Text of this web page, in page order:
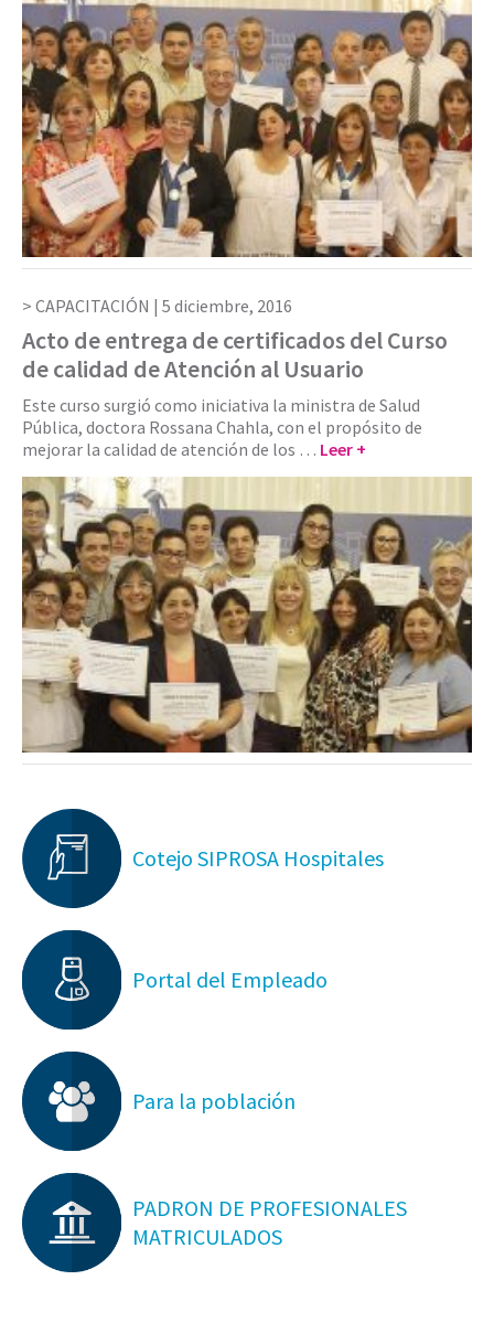
CAPACITACIÓN | 5 diciembre, 2016
Acto de entrega de certificados del Curso
de calidad de Atención al Usuario
Este curso surgió como iniciativa la ministra de Salud
Pública, doctora Rossana Chahla, con el propósito de
mejorar la calidad de atención de los … Leer +
Cotejo SIPROSA Hospitales
Portal del Empleado
Para la población
PADRON DE PROFESIONALES
MATRICULADOS